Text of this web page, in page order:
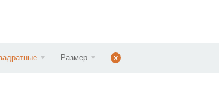
Размер x